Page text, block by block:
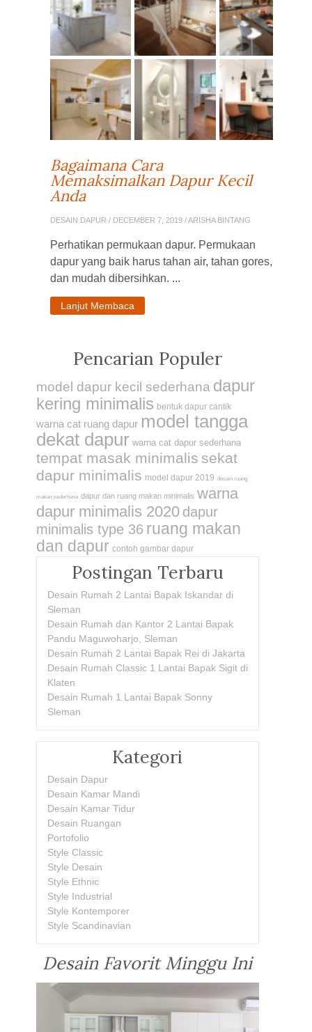
Bagaimana Cara
Memaksimalkan Dapur Kecil
Anda
DESAIN DAPUR / DECEMBER 7, 2019 / ARISHA BINTANG
Perhatikan permukaan dapur. Permukaan
dapur yang baik harus tahan air, tahan gores,
dan mudah dibersihkan. ...
Lanjut Membaca
Pencarian Populer
model dapur kecil sederhana dapur
kering minimalis bentuk dapur cantik
warna cat ruang dapur model tangga
dekat dapur warna cat dapur sederhana
tempat masak minimalis sekat
dapur minimalis model dapur 2019 desain ruang
makan sederhana dapur dan ruang makan minimalis warna
dapur minimalis 2020 dapur
minimalis type 36 ruang makan
dan dapur contoh gambar dapur
Postingan Terbaru
Desain Rumah 2 Lantai Bapak Iskandar di
Sleman
Desain Rumah dan Kantor 2 Lantai Bapak
Pandu Maguwoharjo, Sleman
Desain Rumah 2 Lantai Bapak Rei di Jakarta
Desain Rumah Classic 1 Lantai Bapak Sigit di
Klaten
Desain Rumah 1 Lantai Bapak Sonny
Sleman
Kategori
Desain Dapur
Desain Kamar Mandi
Desain Kamar Tidur
Desain Ruangan
Portofolio
Style Classic
Style Desain
Style Ethnic
Style Industrial
Style Kontemporer
Style Scandinavian
Desain Favorit Minggu Ini